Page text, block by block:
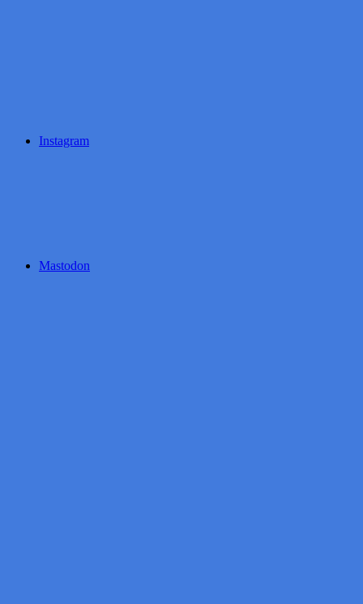
Instagram
Mastodon